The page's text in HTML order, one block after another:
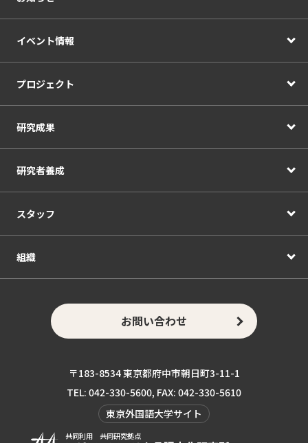
イベント情報
プロジェクト
研究成果
研究者養成
スタッフ
組織
お問い合わせ
〒183-8534 東京都府中市朝日町3-11-1
TEL: 042-330-5600, FAX: 042-330-5610
東京外国語大学サイト
共同利用 共同研究拠点